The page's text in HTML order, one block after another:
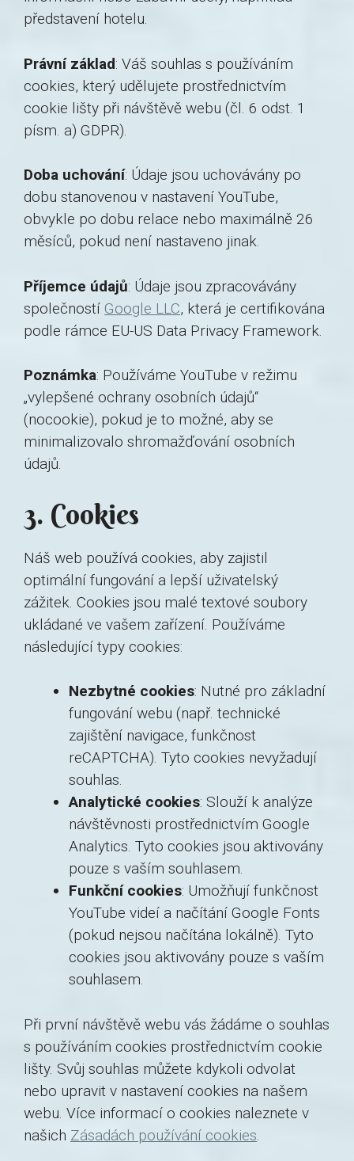
představení hotelu.
Právní základ: Váš souhlas s používáním
cookies, který udělujete prostřednictvím
cookie lišty při návštěvě webu (čl. 6 odst. 1
písm. a) GDPR).
Doba uchování: Údaje jsou uchovávány po
dobu stanovenou v nastavení YouTube,
obvykle po dobu relace nebo maximálně 26
měsíců, pokud není nastaveno jinak.
Příjemce údajů: Údaje jsou zpracovávány
společností Google LLC, která je certifikována
podle rámce EU-US Data Privacy Framework.
Poznámka: Používáme YouTube v režimu
„vylepšené ochrany osobních údajů“
(nocookie), pokud je to možné, aby se
minimalizovalo shromažďování osobních
údajů.
3. Cookies
Náš web používá cookies, aby zajistil
optimální fungování a lepší uživatelský
zážitek. Cookies jsou malé textové soubory
ukládané ve vašem zařízení. Používáme
následující typy cookies:
Nezbytné cookies: Nutné pro základní
fungování webu (např. technické
zajištění navigace, funkčnost
reCAPTCHA). Tyto cookies nevyžadují
souhlas.
Analytické cookies: Slouží k analýze
návštěvnosti prostřednictvím Google
Analytics. Tyto cookies jsou aktivovány
pouze s vaším souhlasem.
Funkční cookies: Umožňují funkčnost
YouTube videí a načítání Google Fonts
(pokud nejsou načítána lokálně). Tyto
cookies jsou aktivovány pouze s vaším
souhlasem.
Při první návštěvě webu vás žádáme o souhlas
s používáním cookies prostřednictvím cookie
lišty. Svůj souhlas můžete kdykoli odvolat
nebo upravit v nastavení cookies na našem
webu. Více informací o cookies naleznete v
našich Zásadách používání cookies